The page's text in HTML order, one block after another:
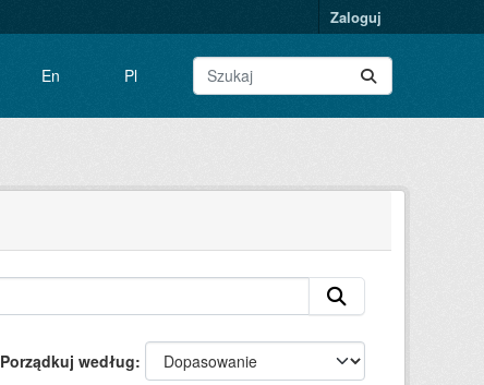
Zaloguj
En Pl
Porządkuj według